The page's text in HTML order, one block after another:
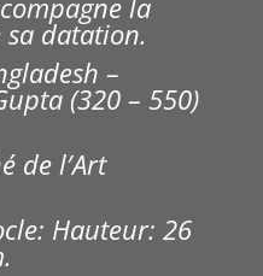
la
datation.
–
(320 – 550)
de l′Art
Hauteur: 26
19 cm.